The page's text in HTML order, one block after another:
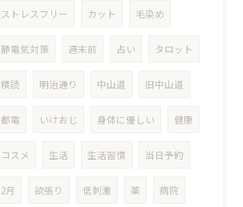
ストレスフリー カット 毛染め
静電気対策 週末前 占い タロット
積読 明治通り 中山道 旧中山道
都電 いけおじ 身体に優しい 健康
コスメ 生活 生活習慣 当日予約
2月 欲張り 低刺激 薬 病院